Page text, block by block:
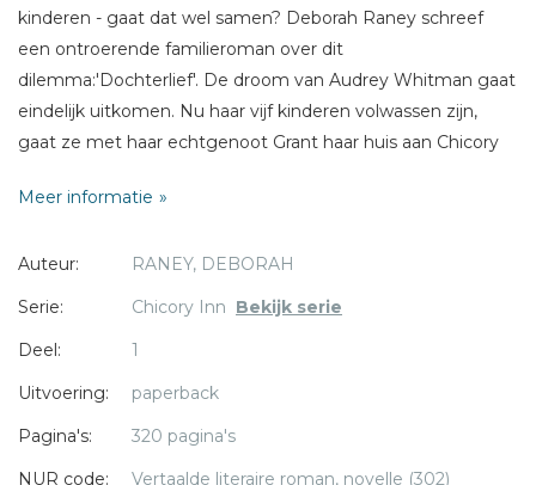
kinderen - gaat dat wel samen? Deborah Raney schreef
een ontroerende familieroman over dit
dilemma:'Dochterlief'. De droom van Audrey Whitman gaat
eindelijk uitkomen. Nu haar vijf kinderen volwassen zijn,
gaat ze met haar echtgenoot Grant haar huis aan Chicory
voor het feestelijke openingsweekend slaan de zenuwen
op rijdt. Lukt het Audrey om haar droom na te jagen met
de Chicory Inn en tegelijkertijd het warme thuis te bieden
eerste deel van de serie'The Chicory Inn'.
Meer informatie
Auteur:
RANEY, DEBORAH
Serie:
Chicory Inn Bekijk serie
Deel:
1
Uitvoering:
paperback
Pagina's:
320 pagina's
NUR code:
Vertaalde literaire roman, novelle (302)
Sterren
Naam *